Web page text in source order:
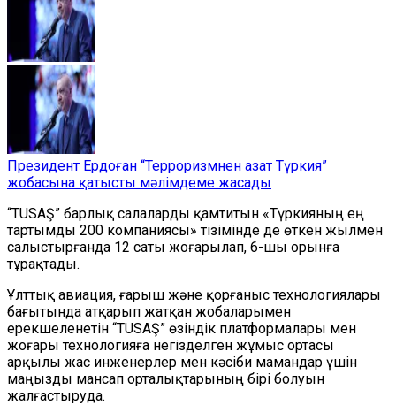
Президент Ердоған “Терроризмнен азат Түркия”
жобасына қатысты мәлімдеме жасады
“TUSAŞ” барлық салаларды қамтитын «Түркияның ең
тартымды 200 компаниясы» тізімінде де өткен жылмен
салыстырғанда 12 саты жоғарылап, 6-шы орынға
тұрақтады.
Ұлттық авиация, ғарыш және қорғаныс технологиялары
бағытында атқарып жатқан жобаларымен
ерекшеленетін “TUSAŞ” өзіндік платформалары мен
жоғары технологияға негізделген жұмыс ортасы
арқылы жас инженерлер мен кәсіби мамандар үшін
маңызды мансап орталықтарының бірі болуын
жалғастыруда.